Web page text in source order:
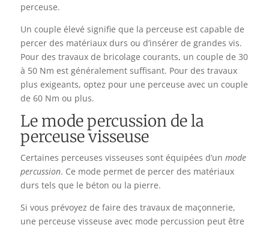
perceuse.
Un couple élevé signifie que la perceuse est capable de
percer des matériaux durs ou d’insérer de grandes vis.
Pour des travaux de bricolage courants, un couple de 30
à 50 Nm est généralement suffisant. Pour des travaux
plus exigeants, optez pour une perceuse avec un couple
de 60 Nm ou plus.
Le mode percussion de la
perceuse visseuse
Certaines perceuses visseuses sont équipées d’un mode
percussion. Ce mode permet de percer des matériaux
durs tels que le béton ou la pierre.
Si vous prévoyez de faire des travaux de maçonnerie,
une perceuse visseuse avec mode percussion peut être